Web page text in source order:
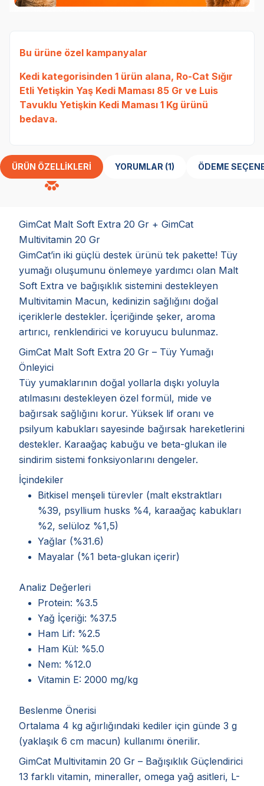
Bu ürüne özel kampanyalar
Kedi kategorisinden 1 ürün alana, Ro-Cat Sığır
Etli Yetişkin Yaş Kedi Maması 85 Gr ve Luis
Tavuklu Yetişkin Kedi Maması 1 Kg ürünü
bedava.
ÜRÜN ÖZELLIKLERI YORUMLAR (1) ÖDEME
GimCat Malt Soft Extra 20 Gr + GimCat
Multivitamin 20 Gr
GimCat’in iki güçlü destek ürünü tek pakette! Tüy
yumağı oluşumunu önlemeye yardımcı olan Malt
Soft Extra ve bağışıklık sistemini destekleyen
Multivitamin Macun, kedinizin sağlığını doğal
içeriklerle destekler. İçeriğinde şeker, aroma
artırıcı, renklendirici ve koruyucu bulunmaz.
GimCat Malt Soft Extra 20 Gr – Tüy Yumağı
Önleyici
Tüy yumaklarının doğal yollarla dışkı yoluyla
atılmasını destekleyen özel formül, mide ve
bağırsak sağlığını korur. Yüksek lif oranı ve
psilyum kabukları sayesinde bağırsak hareketlerini
destekler. Karaağaç kabuğu ve beta-glukan ile
sindirim sistemi fonksiyonlarını dengeler.
İçindekiler
Bitkisel menşeli türevler (malt ekstraktları
%39, psyllium husks %4, karaağaç kabukları
%2, selüloz %1,5)
Yağlar (%31.6)
Mayalar (%1 beta-glukan içerir)
Analiz Değerleri
Protein: %3.5
Yağ İçeriği: %37.5
Ham Lif: %2.5
Ham Kül: %5.0
Nem: %12.0
Vitamin E: 2000 mg/kg
Beslenme Önerisi
Ortalama 4 kg ağırlığındaki kediler için günde 3 g
(yaklaşık 6 cm macun) kullanımı önerilir.
GimCat Multivitamin 20 Gr – Bağışıklık Güçlendirici
13 farklı vitamin, mineraller, omega yağ asitleri, L-